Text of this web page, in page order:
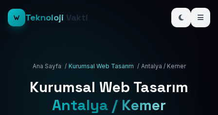
Teknoloji Vakti
Ana Sayfa / Kurumsal Web Tasarım / Antalya / Kemer
Kurumsal Web Tasarım
Antalya / Kemer